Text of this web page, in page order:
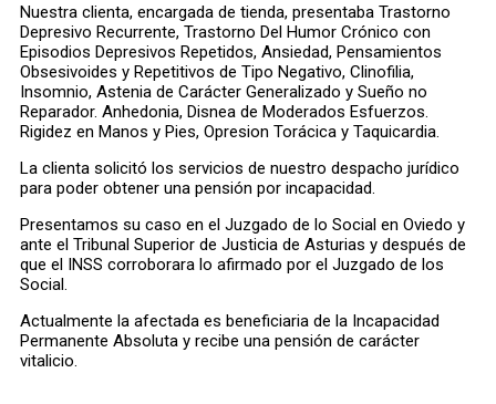
Nuestra clienta, encargada de tienda, presentaba Trastorno
Depresivo Recurrente, Trastorno Del Humor Crónico con
Episodios Depresivos Repetidos, Ansiedad, Pensamientos
Obsesivoides y Repetitivos de Tipo Negativo, Clinofilia,
Insomnio, Astenia de Carácter Generalizado y Sueño no
Reparador. Anhedonia, Disnea de Moderados Esfuerzos.
Rigidez en Manos y Pies, Opresion Torácica y Taquicardia.
La clienta solicitó los servicios de nuestro despacho jurídico
para poder obtener una pensión por incapacidad.
Presentamos su caso en el Juzgado de lo Social en Oviedo y
ante el Tribunal Superior de Justicia de Asturias y después de
que el INSS corroborara lo afirmado por el Juzgado de los
Social.
Actualmente la afectada es beneficiaria de la Incapacidad
Permanente Absoluta y recibe una pensión de carácter
vitalicio.